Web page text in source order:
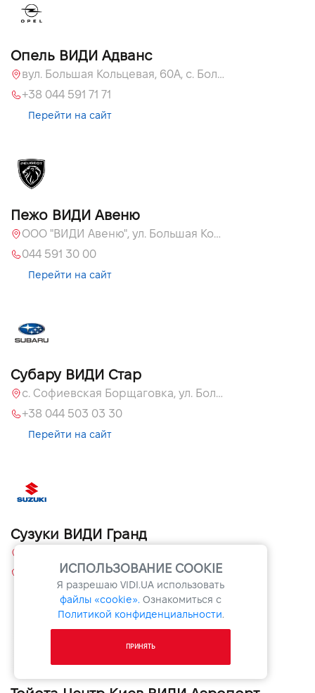
Опель ВИДИ Адванс
вул. Большая Кольцевая, 60А, с. Большая Кольцевая
+38 044 591 71 71
Перейти на сайт
Пежо ВИДИ Авеню
ООО "ВИДИ Авеню", ул. Большая Кольцевая, 60
044 591 30 00
Перейти на сайт
Субару ВИДИ Стар
с. Софиевская Борщаговка, ул. Большая Окружная, 60 А
+38 044 503 03 30
Перейти на сайт
Сузуки ВИДИ Гранд
+38 044 503 33 06
Перейти на сайт
ИСПОЛЬЗОВАНИЕ COOKIE
Я разрешаю VIDI.UA использовать
файлы «cookie». Ознакомиться с
Политикой конфиденциальности.
ПРИНЯТЬ